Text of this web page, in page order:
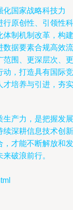
国家战略科技力
行原创性、引领性科
体制机制改革，构建
数据要素合规高效流
范围、更深层次、更
动，打造具有国际竞
才培养与引进，夯实
生产力，是把握发展
续深耕信息技术创新
，才能不断解放和发
破浪前行。